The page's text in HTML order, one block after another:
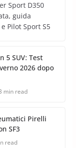
Sport D350
guida
Pilot Sport S5
5 SUV: Test
2026 dopo
min read
Pirelli
SF3
read